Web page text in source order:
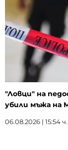
"Ловци" на
убили мъжа на
06.08.2026 | 15:54 ч.